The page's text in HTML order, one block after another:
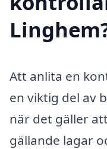
Att anlita en
en viktig del av
när det gäller
gällande lagar